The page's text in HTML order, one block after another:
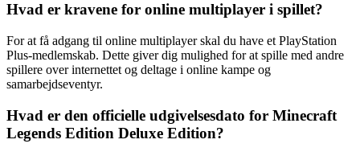
Hvad er kravene for online multiplayer i spillet?
For at få adgang til online multiplayer skal du have et PlayStation
Plus-medlemskab. Dette giver dig mulighed for at spille med andre
spillere over internettet og deltage i online kampe og
samarbejdseventyr.
Hvad er den officielle udgivelsesdato for Minecraft
Legends Edition Deluxe Edition?